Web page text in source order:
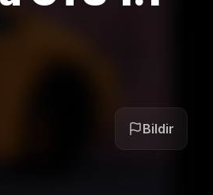
Bildir